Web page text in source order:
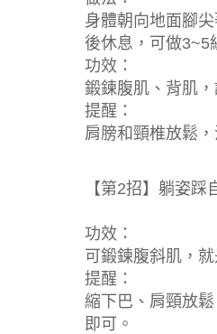
身體朝向地面腳
後休息，可做3~5
功效：
鍛鍊腹肌、背肌
提醒：
肩膀和頸椎放鬆
【第2招】躺姿踩
功效：
可鍛鍊腹斜肌，
提醒：
縮下巴、肩頸放
即可。